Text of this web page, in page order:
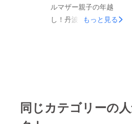
ルマザー親子の年越
し！丹波篠山の古民家
経済的にもゆとりはな
もっと見る
同じカテゴリーの